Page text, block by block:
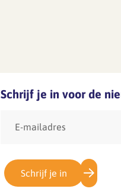
Schrijf je in voor de
mailadres
Schrijf je in